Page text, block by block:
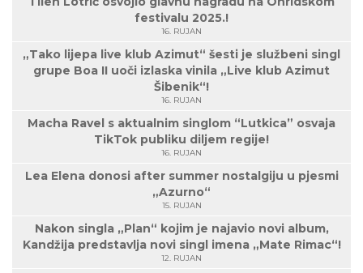
festivalu 2025.!
16. RUJAN
„Tako lijepa live klub Azimut“ šesti je službeni singl
grupe Boa II uoči izlaska vinila „Live klub Azimut
Šibenik“!
16. RUJAN
Macha Ravel s aktualnim singlom “Lutkica” osvaja
TikTok publiku diljem regije!
16. RUJAN
Lea Elena donosi after summer nostalgiju u pjesmi
„Azurno“
15. RUJAN
Nakon singla „Plan“ kojim je najavio novi album,
Kandžija predstavlja novi singl imena „Mate Rimac“!
12. RUJAN